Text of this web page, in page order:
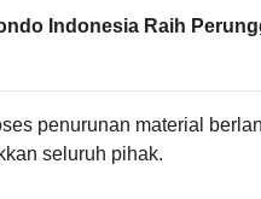
Indonesia Raih
penurunan material
seluruh pihak.